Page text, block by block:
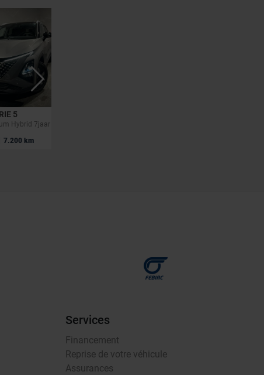
5
Hybrid 7jaar garantie
7.200 km
Services
Financement
Reprise de votre véhicule
Assurances